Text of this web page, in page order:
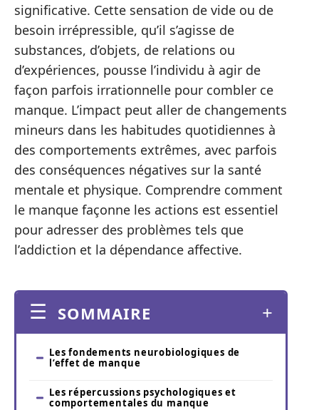
significative. Cette sensation de vide ou de
besoin irrépressible, qu’il s’agisse de
substances, d’objets, de relations ou
d’expériences, pousse l’individu à agir de
façon parfois irrationnelle pour combler ce
manque. L’impact peut aller de changements
mineurs dans les habitudes quotidiennes à
des comportements extrêmes, avec parfois
des conséquences négatives sur la santé
mentale et physique. Comprendre comment
le manque façonne les actions est essentiel
pour adresser des problèmes tels que
l’addiction et la dépendance affective.
SOMMAIRE
Les fondements neurobiologiques de
l’effet de manque
Les répercussions psychologiques et
comportementales du manque